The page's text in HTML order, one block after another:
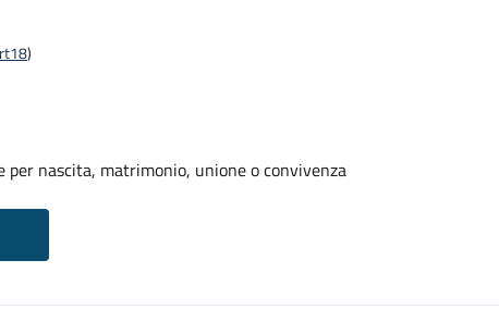
)
nascita, matrimonio, unione o convivenza